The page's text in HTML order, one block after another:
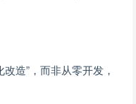
造”，而非从零开发，